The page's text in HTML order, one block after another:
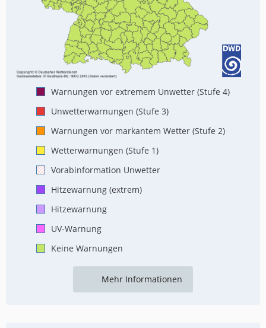
Warnungen vor extremem Unwetter (Stufe 4)
Unwetterwarnungen (Stufe 3)
Warnungen vor markantem Wetter (Stufe 2)
Wetterwarnungen (Stufe 1)
Vorabinformation Unwetter
Hitzewarnung (extrem)
Hitzewarnung
UV-Warnung
Keine Warnungen
Mehr Informationen